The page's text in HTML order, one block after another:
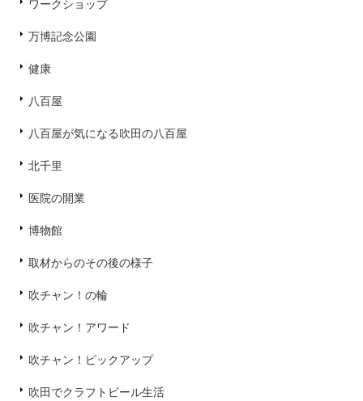
ワークショップ
万博記念公園
健康
八百屋
八百屋が気になる吹田の八百屋
北千里
医院の開業
博物館
取材からのその後の様子
吹チャン！の輪
吹チャン！アワード
吹チャン！ピックアップ
吹田でクラフトビール生活